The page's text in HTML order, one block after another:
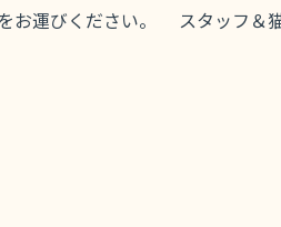
お運びください。 スタッフ＆